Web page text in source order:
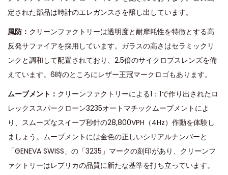
定された部品は時計のエレガンスさを醸し出しています。
風防： クリーンファクトリーは透明度と耐摩耗性を特徴とする高
反発サファイアを採用しています。ガラスの高さはセラミックリ
ンクと調和して配置されており、2.5倍のサイクロプスレンズを備
えています。6時のところにレザー王冠マークロゴもあります。
ムーブメント： クリーンファクトリーによる1：1で作り出されたロ
レックススパークローン3235オートマチックムーブメントによ
り、スムーズなスイープ秒針の28,800VPH（4Hz）作動を体験し
ましょう。ムーブメントには金色の正しいシリアルナンバーと
「GENEVA SWISS」の「3235」マークの刻印があり、クリーンフ
ァクトリーはレプリカの品質に新たな基準を打ち立っています。